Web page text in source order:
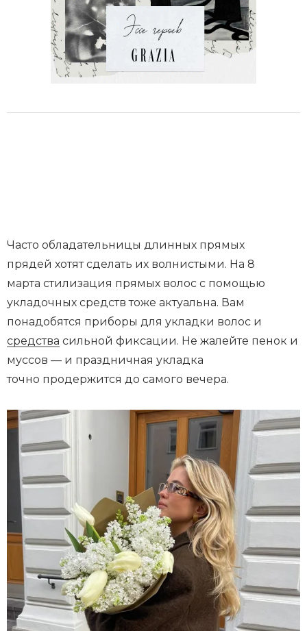
Часто обладательницы длинных прямых
прядей хотят сделать их волнистыми. На 8
марта стилизация прямых волос с помощью
укладочных средств тоже актуальна. Вам
понадобятся приборы для укладки волос и
средства сильной фиксации. Не жалейте пенок и
муссов — и праздничная укладка
точно продержится до самого вечера.